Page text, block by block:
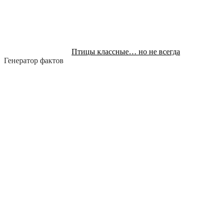
Птицы классные… но не всегда
Генератор фактов